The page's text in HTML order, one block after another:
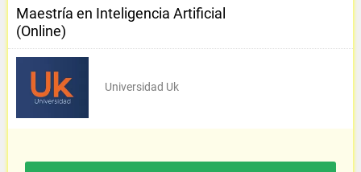
Maestría en Inteligencia Artificial
(Online)
Universidad Uk